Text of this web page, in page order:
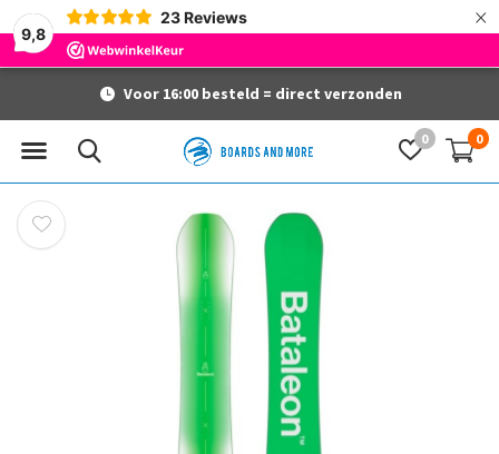
9,8
23 Reviews ×
0 0
Voor 16:00 besteld = direct verzonden